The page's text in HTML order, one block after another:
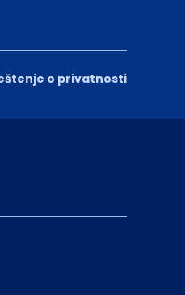
o privatnosti